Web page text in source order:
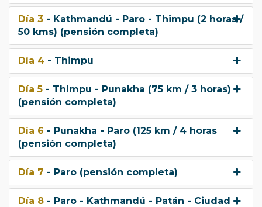
Día 3 - Kathmandú - Paro - Thimpu (2 horas /
50 kms) (pensión completa)
Día 4 - Thimpu
Día 5 - Thimpu - Punakha (75 km / 3 horas)
(pensión completa)
Día 6 - Punakha - Paro (125 km / 4 horas
(pensión completa)
Día 7 - Paro (pensión completa)
Día 8 - Paro - Kathmandú - Patán - Ciudad